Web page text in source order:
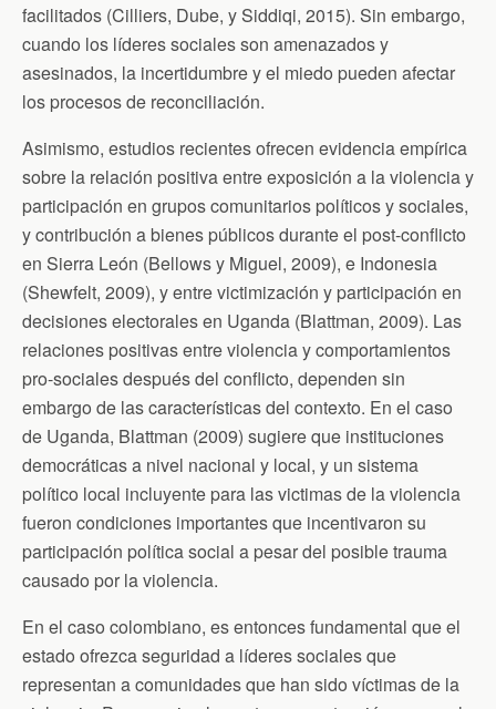
facilitados (Cilliers, Dube, y Siddiqi, 2015). Sin embargo,
cuando los líderes sociales son amenazados y
asesinados, la incertidumbre y el miedo pueden afectar
los procesos de reconciliación.
Asimismo, estudios recientes ofrecen evidencia empírica
sobre la relación positiva entre exposición a la violencia y
participación en grupos comunitarios políticos y sociales,
y contribución a bienes públicos durante el post-conflicto
en Sierra León (Bellows y Miguel, 2009), e Indonesia
(Shewfelt, 2009), y entre victimización y participación en
decisiones electorales en Uganda (Blattman, 2009). Las
relaciones positivas entre violencia y comportamientos
pro-sociales después del conflicto, dependen sin
embargo de las características del contexto. En el caso
de Uganda, Blattman (2009) sugiere que instituciones
democráticas a nivel nacional y local, y un sistema
político local incluyente para las victimas de la violencia
fueron condiciones importantes que incentivaron su
participación política social a pesar del posible trauma
causado por la violencia.
En el caso colombiano, es entonces fundamental que el
estado ofrezca seguridad a líderes sociales que
representan a comunidades que han sido víctimas de la